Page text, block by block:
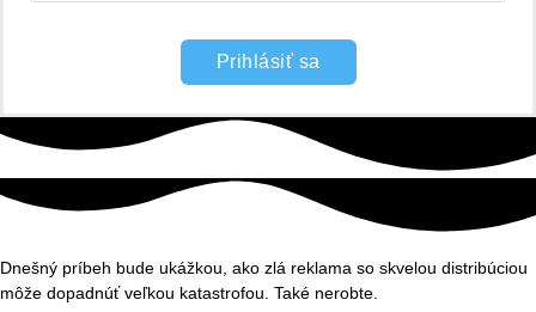
Prihlásiť sa
Dnešný príbeh bude ukážkou, ako zlá reklama so skvelou distribúciou
môže dopadnúť veľkou katastrofou. Také nerobte.